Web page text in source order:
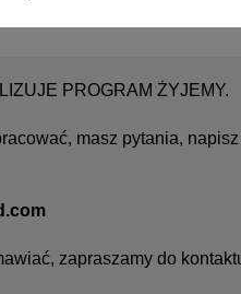
PROGRAM ŻYJEMY.
masz pytania,
zapraszamy do